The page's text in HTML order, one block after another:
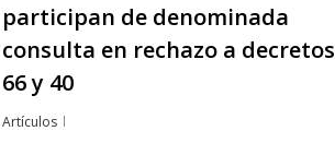
participan de denominada
consulta en rechazo a decretos
66 y 40
Artículos